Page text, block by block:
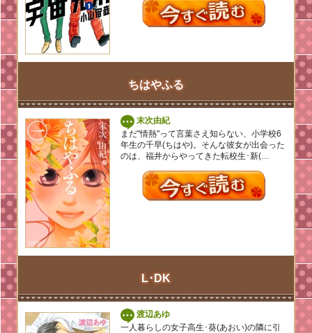
ちはやふる
末次由紀
まだ"情熱"って言葉さえ知らない、小学校6
年生の千早(ちはや)。そんな彼女が出会った
のは、福井からやってきた転校生･新(…
L･DK
渡辺あゆ
一人暮らしの女子高生･葵(あおい)の隣に引